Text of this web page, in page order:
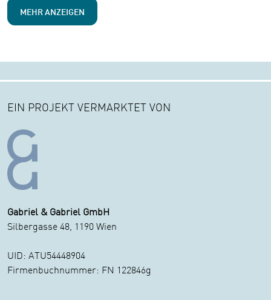
MEHR ANZEIGEN
EIN PROJEKT VERMARKTET VON
Gabriel & Gabriel GmbH
Silbergasse 48, 1190 Wien
UID: ATU54448904
Firmenbuchnummer: FN 122846g